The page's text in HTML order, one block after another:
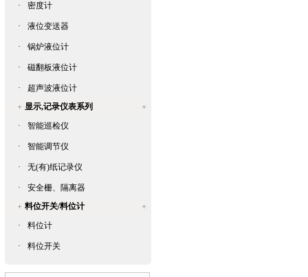
·
密度计
· 液位变送器
· 锅炉液位计
· 磁翻板液位计
·
超声波液位计
显示,记录仪表系列
·
智能巡检仪
· 智能调节仪
· 无(有)纸记录仪
·
安全栅、隔离器
料位开关/料位计
·
料位计
· 料位开关